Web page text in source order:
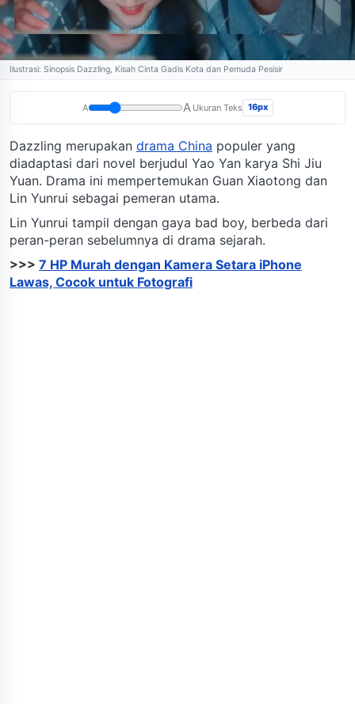
Ilustrasi: Sinopsis Dazzling, Kisah Cinta Gadis Kota dan Pemuda Pesisir
A A Ukuran Teks 16px
Dazzling merupakan drama China populer yang
diadaptasi dari novel berjudul Yao Yan karya Shi Jiu
Yuan. Drama ini mempertemukan Guan Xiaotong dan
Lin Yunrui sebagai pemeran utama.
Lin Yunrui tampil dengan gaya bad boy, berbeda dari
peran-peran sebelumnya di drama sejarah.
>>> 7 HP Murah dengan Kamera Setara iPhone
Lawas, Cocok untuk Fotografi